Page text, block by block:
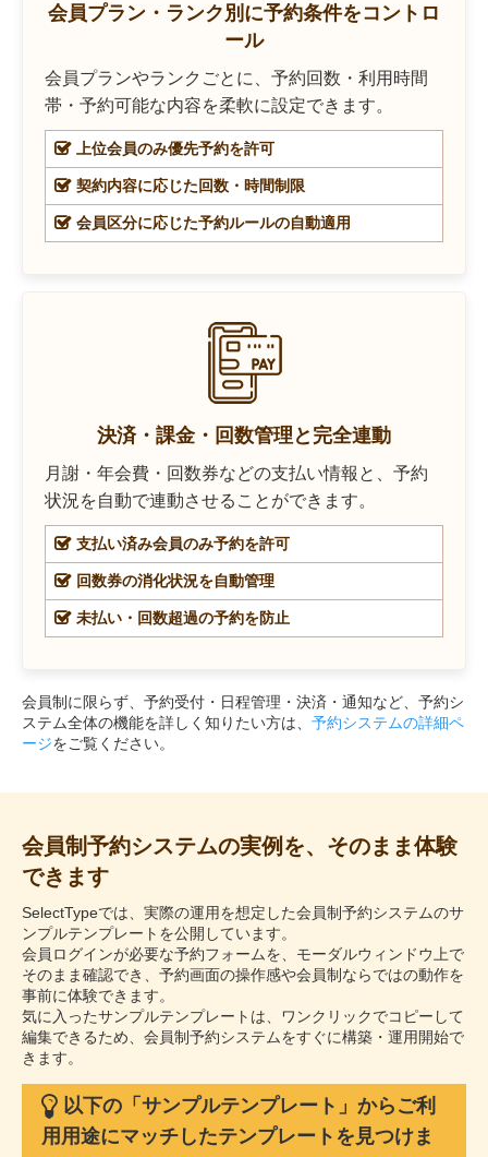
会員プラン・ランク別に予約条件をコントロ
ール
会員プランやランクごとに、予約回数・利用時間
帯・予約可能な内容を柔軟に設定できます。
上位会員のみ優先予約を許可
契約内容に応じた回数・時間制限
会員区分に応じた予約ルールの自動適用
決済・課金・回数管理と完全連動
月謝・年会費・回数券などの支払い情報と、予約
状況を自動で連動させることができます。
支払い済み会員のみ予約を許可
回数券の消化状況を自動管理
未払い・回数超過の予約を防止
会員制に限らず、予約受付・日程管理・決済・通知など、予約シ
ステム全体の機能を詳しく知りたい方は、 予約システムの詳細ペ
ージをご覧ください。
会員制予約システムの実例を、そのまま体験
できます
SelectTypeでは、実際の運用を想定した会員制予約システムのサ
ンプルテンプレートを公開しています。
会員ログインが必要な予約フォームを、モーダルウィンドウ上で
そのまま確認でき、予約画面の操作感や会員制ならではの動作を
事前に体験できます。
気に入ったサンプルテンプレートは、ワンクリックでコピーして
編集できるため、会員制予約システムをすぐに構築・運用開始で
きます。
以下の「サンプルテンプレート」からご利
用用途にマッチしたテンプレートを見つけま